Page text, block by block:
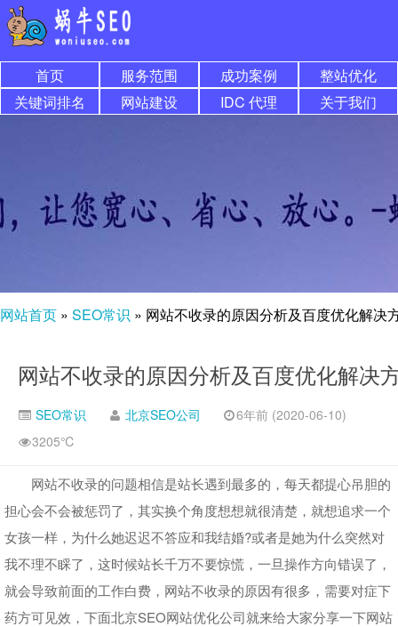
首页 服务范围 成功案例
整站优化
关键词排名
网站建设 IDC 代理 关于我们
网站首页 » SEO常识 » 网站不收录的原因分析及百度优化解决
网站不收录的原因分析及百度优化解决
SEO常识 北京SEO公司
6年前 (2020-06-10)
3205℃
网站不收录的问题相信是站长遇到最多的，每天都提心吊胆的
担心会不会被惩罚了，其实换个角度想想就很清楚，就想追求一个
女孩一样，为什么她迟迟不答应和我结婚?或者是她为什么突然对
我不理不睬了，这时候站长千万不要惊慌，一旦操作方向错误了，
就会导致前面的工作白费，网站不收录的原因有很多，需要对症下
药方可见效，下面北京SEO网站优化公司就来给大家分享一下网站